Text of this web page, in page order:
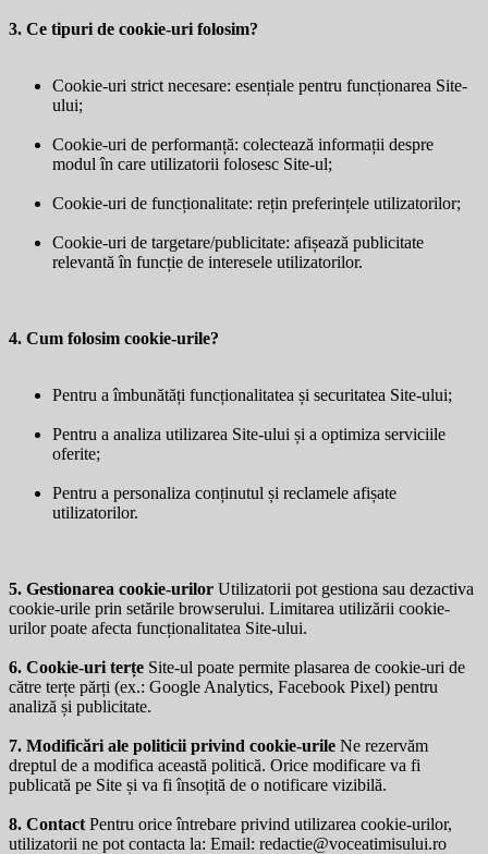
3. Ce tipuri de cookie-uri folosim?
Cookie-uri strict necesare: esențiale pentru funcționarea Site-
ului;
Cookie-uri de performanță: colectează informații despre
modul în care utilizatorii folosesc Site-ul;
Cookie-uri de funcționalitate: rețin preferințele utilizatorilor;
Cookie-uri de targetare/publicitate: afișează publicitate
relevantă în funcție de interesele utilizatorilor.
4. Cum folosim cookie-urile?
Pentru a îmbunătăți funcționalitatea și securitatea Site-ului;
Pentru a analiza utilizarea Site-ului și a optimiza serviciile
oferite;
Pentru a personaliza conținutul și reclamele afișate
utilizatorilor.
5. Gestionarea cookie-urilor Utilizatorii pot gestiona sau dezactiva
cookie-urile prin setările browserului. Limitarea utilizării cookie-
urilor poate afecta funcționalitatea Site-ului.
6. Cookie-uri terțe Site-ul poate permite plasarea de cookie-uri de
către terțe părți (ex.: Google Analytics, Facebook Pixel) pentru
analiză și publicitate.
7. Modificări ale politicii privind cookie-urile Ne rezervăm
dreptul de a modifica această politică. Orice modificare va fi
publicată pe Site și va fi însoțită de o notificare vizibilă.
8. Contact Pentru orice întrebare privind utilizarea cookie-urilor,
utilizatorii ne pot contacta la: Email: redactie@voceatimisului.ro